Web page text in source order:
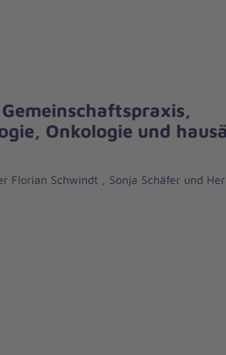
Onkologie und
Florian Schwindt , Sonja Schäfer und